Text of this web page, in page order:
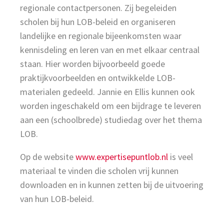
regionale contactpersonen. Zij begeleiden
scholen bij hun LOB-beleid en organiseren
landelijke en regionale bijeenkomsten waar
kennisdeling en leren van en met elkaar centraal
staan. Hier worden bijvoorbeeld goede
praktijkvoorbeelden en ontwikkelde LOB-
materialen gedeeld. Jannie en Ellis kunnen ook
worden ingeschakeld om een bijdrage te leveren
aan een (schoolbrede) studiedag over het thema
LOB.
Op de websitewww.expertisepuntlob.nl is veel
materiaal te vinden die scholen vrij kunnen
downloaden en in kunnen zetten bij de uitvoering
van hun LOB-beleid.